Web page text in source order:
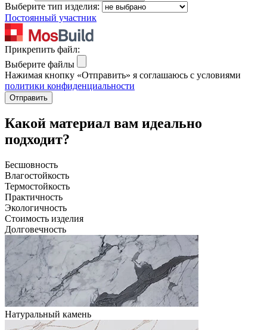
Выберите тип изделия:
Постоянный участник
Прикрепить файл:
Выберите файлы
Нажимая кнопку «Отправить» я соглашаюсь с условиями
политики конфиденциальности
Отправить
Какой материал вам идеально
подходит?
Бесшовность
Влагостойкость
Термостойкость
Практичность
Экологичность
Стоимость изделия
Долговечность
Натуральный камень